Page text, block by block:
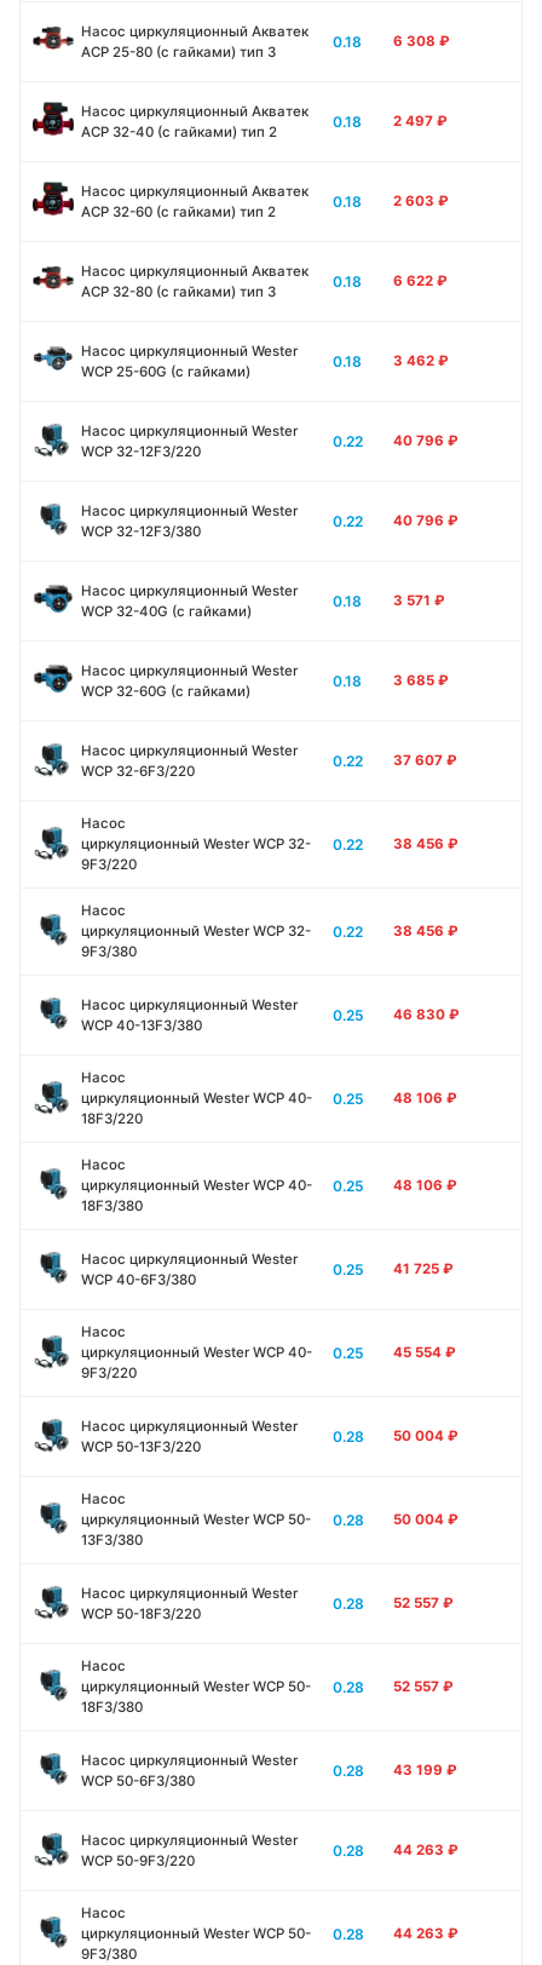
Насос циркуляционный Акватек
ACP 25-80 (с гайками) тип 3
0.18 6 308 ₽
Насос циркуляционный Акватек
ACP 32-40 (с гайками) тип 2
0.18 2 497 ₽
Насос циркуляционный Акватек
ACP 32-60 (с гайками) тип 2
0.18 2 603 ₽
Насос циркуляционный Акватек
ACP 32-80 (с гайками) тип 3
0.18 6 622 ₽
Насос циркуляционный Wester
WCP 25-60G (с гайками)
0.18 3 462 ₽
Насос циркуляционный Wester
WCP 32-12F3/220
0.22 40 796 ₽
Насос циркуляционный Wester
WCP 32-12F3/380
0.22 40 796 ₽
Насос циркуляционный Wester
WCP 32-40G (с гайками)
0.18 3 571 ₽
Насос циркуляционный Wester
WCP 32-60G (с гайками)
0.18 3 685 ₽
Насос циркуляционный Wester
WCP 32-6F3/220
0.22 37 607 ₽
Насос
циркуляционный Wester WCP 32-
9F3/220
0.22 38 456 ₽
Насос
циркуляционный Wester WCP 32-
9F3/380
0.22 38 456 ₽
Насос циркуляционный Wester
WCP 40-13F3/380
0.25 46 830 ₽
Насос
циркуляционный Wester WCP 40-
18F3/220
0.25 48 106 ₽
Насос
циркуляционный Wester WCP 40-
18F3/380
0.25 48 106 ₽
Насос циркуляционный Wester
WCP 40-6F3/380
0.25 41 725 ₽
Насос
циркуляционный Wester WCP 40-
9F3/220
0.25 45 554 ₽
Насос циркуляционный Wester
WCP 50-13F3/220
0.28 50 004 ₽
Насос
циркуляционный Wester WCP 50-
13F3/380
0.28 50 004 ₽
Насос циркуляционный Wester
WCP 50-18F3/220
0.28 52 557 ₽
Насос
циркуляционный Wester WCP 50-
18F3/380
0.28 52 557 ₽
Насос циркуляционный Wester
WCP 50-6F3/380
0.28 43 199 ₽
Насос циркуляционный Wester
WCP 50-9F3/220
0.28 44 263 ₽
Насос
циркуляционный Wester WCP 50-
9F3/380
0.28 44 263 ₽